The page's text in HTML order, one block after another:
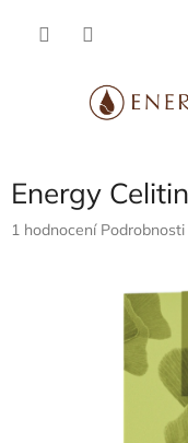
Energy
Průměrné
1 hodnocení